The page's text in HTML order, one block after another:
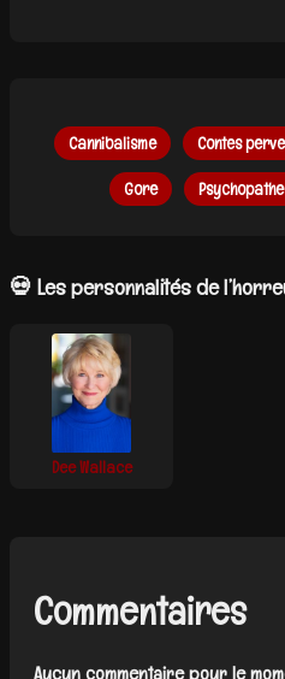
Cannibalisme Contes
Gore
💀 Les personnalités de
Dee Wallace
Commentaires